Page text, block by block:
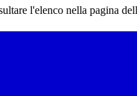
l'elenco nella pagina